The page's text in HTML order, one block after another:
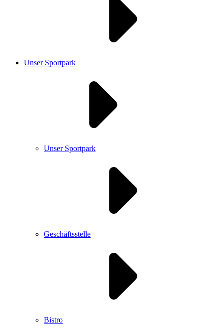
Unser Sportpark
Unser Sportpark
Geschäftsstelle
Bistro